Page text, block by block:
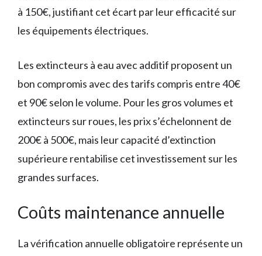
à 150€, justifiant cet écart par leur efficacité sur
les équipements électriques.
Les extincteurs à eau avec additif proposent un
bon compromis avec des tarifs compris entre 40€
et 90€ selon le volume. Pour les gros volumes et
extincteurs sur roues, les prix s’échelonnent de
200€ à 500€, mais leur capacité d’extinction
supérieure rentabilise cet investissement sur les
grandes surfaces.
Coûts maintenance annuelle
La vérification annuelle obligatoire représente un